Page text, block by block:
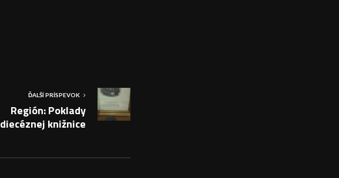
ĎALŠÍ PRÍSPEVOK
Región: Poklady
diecéznej knižnice